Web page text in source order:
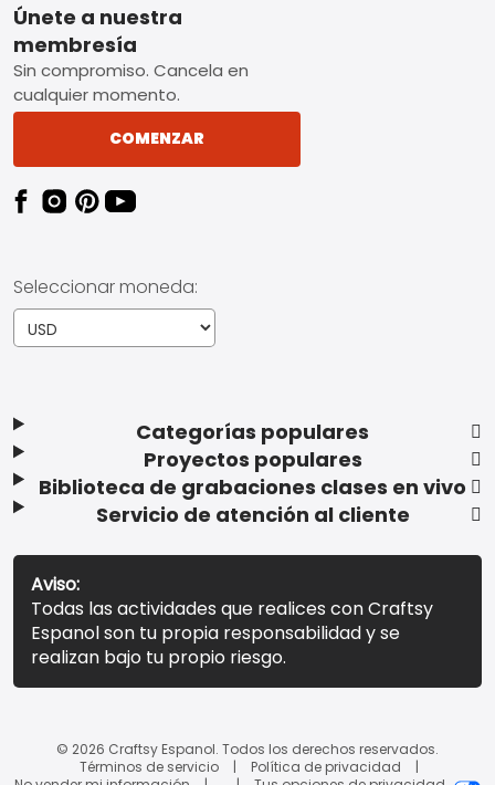
Footer
Categorías populares
Proyectos populares
Biblioteca de grabaciones clases en vivo
Servicio de atención al cliente
Únete a nuestra
membresía
Sin compromiso. Cancela en
cualquier momento.
COMENZAR
Seleccionar moneda:
Aviso:
Todas las actividades que realices con Craftsy
Espanol son tu propia responsabilidad y se
realizan bajo tu propio riesgo.
© 2026 Craftsy Espanol. Todos los derechos reservados.
Términos de servicio
Política de privacidad